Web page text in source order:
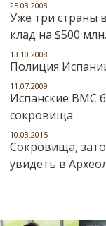
25.03.2008
Уже три страны
клад на $500 млн.
13.10.2008
Полиция
11.07.2009
Испанские ВМС
сокровища
10.03.2015
Сокровища,
увидеть в